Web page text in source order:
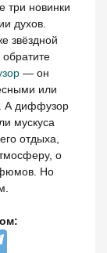
три новинки
духов.
звёздной
— он
или
А диффузор
мускуса
отдыха,
о
Но